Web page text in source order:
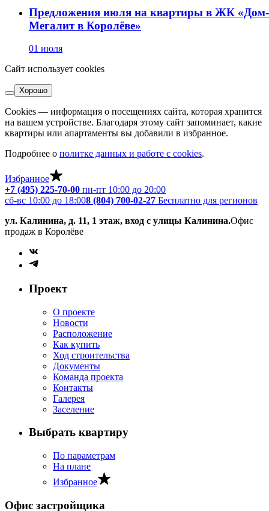
Предложения июля на квартиры в ЖК «Дом-
Мегалит в Королёве»
01 июля
Сайт использует cookies
Хорошо
Cookies — информация о посещениях сайта, которая хранится
на вашем устройстве. Благодаря этому сайт запоминает, какие
квартиры или апартаменты вы добавили в избранное.
Подробнее о политке данных и работе с cookies.
Избранное
+7 (495) 225-70-00 пн-пт 10:00 до 20:00
сб-вс 10:00 до 18:008 (804) 700-02-27 Бесплатно для регионов
ул. Калинина, д. 11, 1 этаж, вход с улицы Калинина.Офис
продаж в Королёве
Проект
О проекте
Новости
Расположение
Как купить
Ход строительства
Документы
Команда проекта
Контакты
Галерея
Заселение
Выбрать квартиру
По параметрам
На плане
Избранное
Офис застройщика